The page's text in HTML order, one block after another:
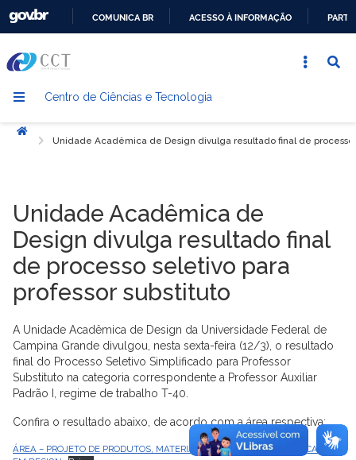
CONTEÚDO
COMUNICA BR ACESSO À INFORMAÇÃO
Centro de Ciências e Tecnologia
Início
Unidade Acadêmica de Design divulga resultado final de processo
Unidade Acadêmica de
Design divulga resultado final
de processo seletivo para
professor substituto
A Unidade Acadêmica de Design da Universidade Federal de
Campina Grande divulgou, nesta sexta-feira (12/3), o resultado
final do Processo Seletivo Simplificado para Professor
Substituto na categoria correspondente a Professor Auxiliar
Padrão I, regime de trabalho T-40.
Confira o resultado abaixo, de acordo com a área respectiva:
ÁREA – PROJETO DE PRODUTOS, MATERIAIS E PROCESSOS DE FABRICAÇÃO